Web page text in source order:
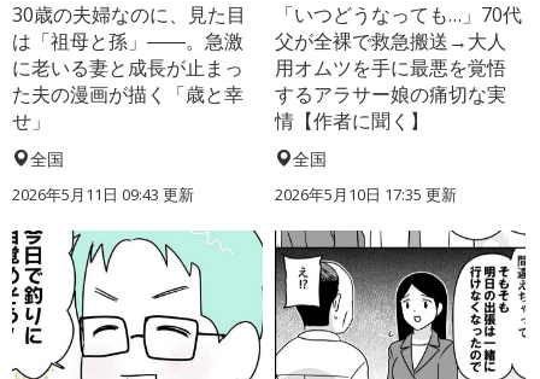
30歳の夫婦なのに、見た目
は「祖母と孫」――。急激
に老いる妻と成長が止まっ
た夫の漫画が描く「歳と幸
せ」
全国
2026年5月11日 09:43 更新
「いつどうなっても…」70代
父が全裸で救急搬送→大人
用オムツを手に最悪を覚悟
するアラサー娘の痛切な実
情【作者に聞く】
全国
2026年5月10日 17:35 更新